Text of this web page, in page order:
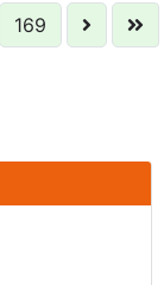
169